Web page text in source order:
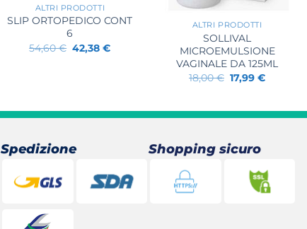
ALTRI PRODOTTI
SLIP ORTOPEDICO CONT
6
54,60€ Il
prezzo
42,38€Il
ALTRI PRODOTTI
SOLLIVAL
MICROEMULSIONE
VAGINALE DA 125ML
18,00€ Il
prezzo
18,00 €.
17,99€Il
17,99 €.
Spedizione Shopping sicuro